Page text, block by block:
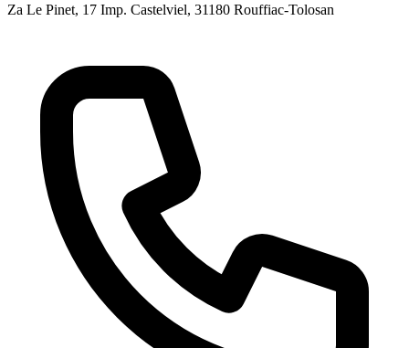
Za Le Pinet, 17 Imp. Castelviel, 31180 Rouffiac-Tolosan